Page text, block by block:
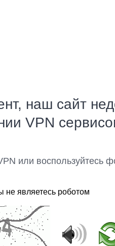
наш сайт
VPN
или воспользуйтесь
не являетесь роботом